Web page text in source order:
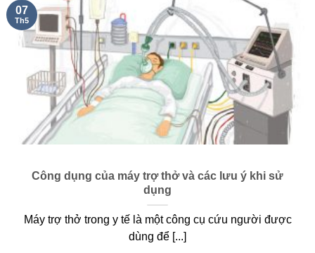
Công dụng của máy trợ thở và các lưu ý khi sử
dụng
Máy trợ thở trong y tế là một công cụ cứu người được
dùng để [...]
07
Th5